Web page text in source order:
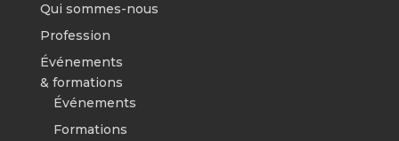
Qui sommes-nous
Profession
Événements
& formations
Événements
Formations